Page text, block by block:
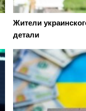
Жители
детали